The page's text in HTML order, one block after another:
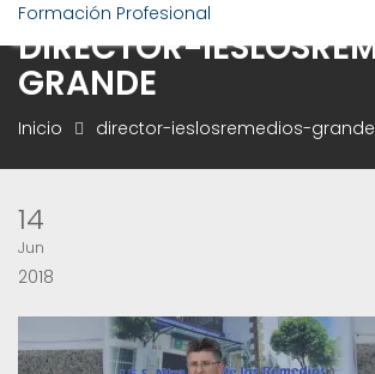
Formación Profesional
DIRECTOR-
GRANDE
Inicio director-ieslosremedios-grande
14
Jun
2018